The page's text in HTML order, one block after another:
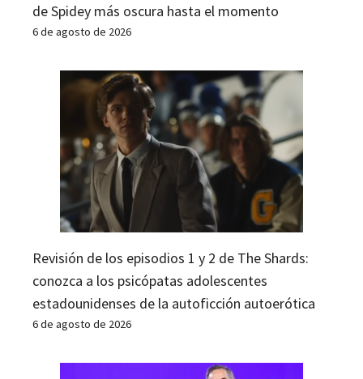
de Spidey más oscura hasta el momento
6 de agosto de 2026
Revisión de los episodios 1 y 2 de The Shards:
conozca a los psicópatas adolescentes
estadounidenses de la autoficción autoerótica
6 de agosto de 2026